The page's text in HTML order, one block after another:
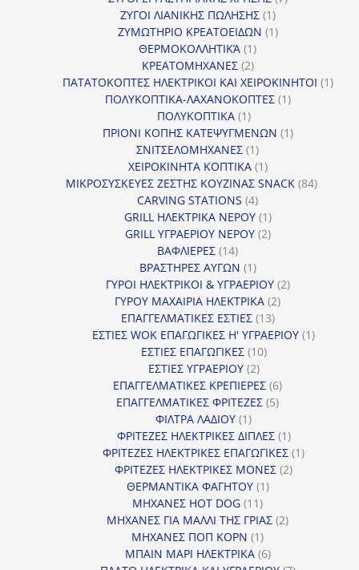
ΖΥΓΟΙ ΛΙΑΝΙΚΗΣ ΠΩΛΗΣΗΣ 11
προϊόν
ΖΥΜΩΤΗΡΙΟ ΚΡΕΑΤΟΕΙΔΩΝ 11
ΘΕΡΜΟΚΟΛΛΗΤΙΚΆ 11
προϊόν
ΚΡΕΑΤΟΜΗΧΑΝΕΣ 22
προϊόντα
ΠΑΤΑΤΟΚΟΠΤΕΣ ΗΛΕΚΤΡΙΚΟΙ ΚΑΙ ΧΕΙΡΟΚΙΝΗΤΟΙ 11
ΠΟΛΥΚΟΠΤΙΚΑ-ΛΑΧΑΝΟΚΟΠΤΕΣ 11
ΠΟΛΥΚΟΠΤΙΚΑ 11
προϊόν
ΠΡΙΟΝΙ ΚΟΠΗΣ ΚΑΤΕΨΥΓΜΕΝΩΝ 11
ΣΝΙΤΣΕΛΟΜΗΧΑΝΕΣ 11
προϊόν
ΧΕΙΡΟΚΙΝΗΤΑ ΚΟΠΤΙΚΑ 11
προϊόν
ΜΙΚΡΟΣΥΣΚΕΥΕΣ ΖΕΣΤΗΣ ΚΟΥΖΙΝΑΣ SNACK 8484
CARVING STATIONS 44
προϊόντα
GRILL ΗΛΕΚΤΡΙΚΑ ΝΕΡΟΥ 11
προϊόν
GRILL ΥΓΡΑΕΡΙΟΥ ΝΕΡΟΥ 22
ΒΑΦΛΙΕΡΕΣ 1414
προϊόντα
ΒΡΑΣΤΗΡΕΣ ΑΥΓΩΝ 11
προϊόν
ΓΥΡΟΙ ΗΛΕΚΤΡΙΚΟΙ & ΥΓΡΑΕΡΙΟΥ 22
ΓΥΡΟΥ ΜΑΧΑΙΡΙΑ ΗΛΕΚΤΡΙΚΑ 22
ΕΠΑΓΓΕΛΜΑΤΙΚΕΣ ΕΣΤΙΕΣ 1313
προϊόντα
ΕΣΤΙΕΣ WOK ΕΠΑΓΩΓΙΚΕΣ Η' ΥΓΡΑΕΡΙΟΥ 11
ΕΣΤΙΕΣ ΕΠΑΓΩΓΙΚΕΣ 1010
ΕΣΤΙΕΣ ΥΓΡΑΕΡΙΟΥ 22
προϊόντα
ΕΠΑΓΓΕΛΜΑΤΙΚΕΣ ΚΡΕΠΙΕΡΕΣ 66
προϊόντα
ΕΠΑΓΓΕΛΜΑΤΙΚΕΣ ΦΡΙΤΕΖΕΣ 55
ΦΙΛΤΡΑ ΛΑΔΙΟΥ 11
προϊόν
ΦΡΙΤΕΖΕΣ ΗΛΕΚΤΡΙΚΕΣ ΔΙΠΛΕΣ 11
προϊόν
ΦΡΙΤΕΖΕΣ ΗΛΕΚΤΡΙΚΕΣ ΕΠΑΓΩΓΙΚΕΣ 11
ΦΡΙΤΕΖΕΣ ΗΛΕΚΤΡΙΚΕΣ ΜΟΝΕΣ 22
ΘΕΡΜΑΝΤΙΚΑ ΦΑΓΗΤΟΥ 11
ΜΗΧΑΝΕΣ HOT DOG 1111
προϊόντα
ΜΗΧΑΝΕΣ ΓΙΑ ΜΑΛΛΙ ΤΗΣ ΓΡΙΑΣ 22
ΜΗΧΑΝΕΣ ΠΟΠ ΚΟΡΝ 11
προϊόν
ΜΠΑΙΝ ΜΑΡΙ ΗΛΕΚΤΡΙΚΑ 66